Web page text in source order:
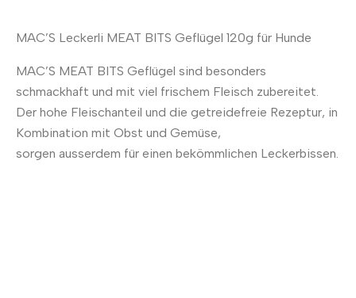
MAC’S Leckerli MEAT BITS Geflügel 120g für Hunde
MAC’S MEAT BITS Geflügel sind besonders
schmackhaft und mit viel frischem Fleisch zubereitet.
Der hohe Fleischanteil und die getreidefreie Rezeptur, in
Kombination mit Obst und Gemüse,
sorgen ausserdem für einen bekömmlichen Leckerbissen.